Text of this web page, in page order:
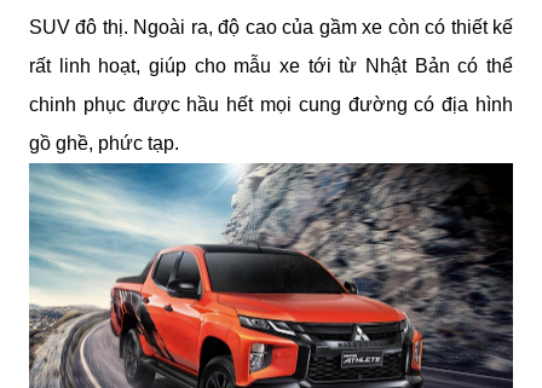
SUV đô thị. Ngoài ra, độ cao của gầm xe còn có thiết kế
rất linh hoạt, giúp cho mẫu xe tới từ Nhật Bản có thể
chinh phục được hầu hết mọi cung đường có địa hình
gồ ghề, phức tạp.